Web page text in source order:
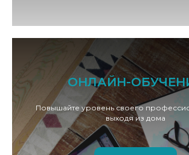
ОНЛАЙН-
Повышайте уровень своего
выходя из дома